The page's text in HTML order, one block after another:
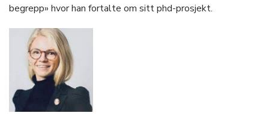
begrepp» hvor han fortalte om sitt phd-prosjekt.